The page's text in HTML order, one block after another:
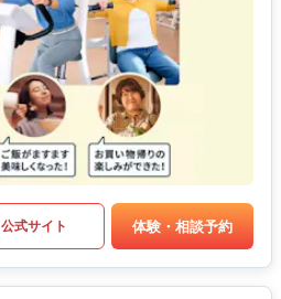
公式サイト 体験・相談予約